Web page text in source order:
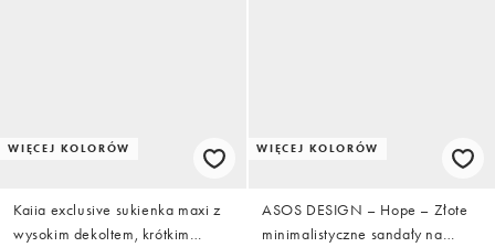
WIĘCEJ KOLORÓW
Kaiia exclusive sukienka maxi z
wysokim dekoltem, krótkim
WIĘCEJ KOLORÓW
ASOS DESIGN – Hope – Złote
minimalistyczne sandały na